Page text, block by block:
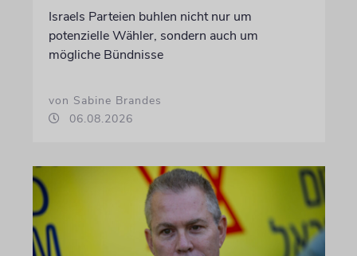
Israels Parteien buhlen nicht nur um
potenzielle Wähler, sondern auch um
mögliche Bündnisse
von Sabine Brandes
06.08.2026